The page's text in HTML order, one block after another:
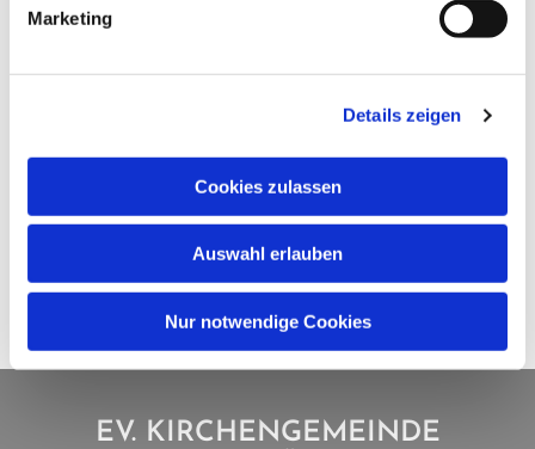
Marketing
Details zeigen
Cookies zulassen
Auswahl erlauben
Nur notwendige Cookies
EV. KIRCHENGEMEINDE